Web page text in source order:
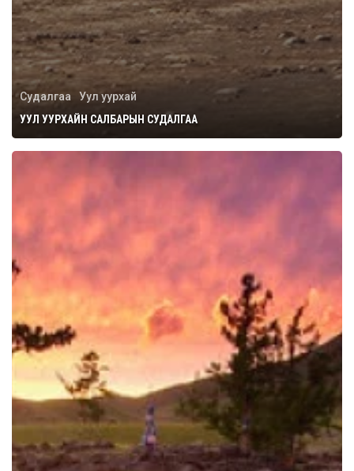
Судалгаа
Уул уурхай
УУЛ УУРХАЙН САЛБАРЫН СУДАЛГАА